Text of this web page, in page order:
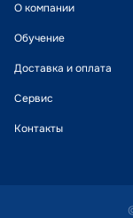
О компании
Обучение
Доставка и оплата
Сервис
Контакты